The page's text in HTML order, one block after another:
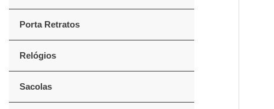
Porta Retratos
Relógios
Sacolas